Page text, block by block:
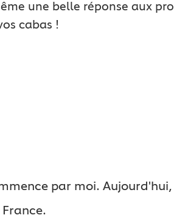
une belle réponse aux
cabas !
par moi.